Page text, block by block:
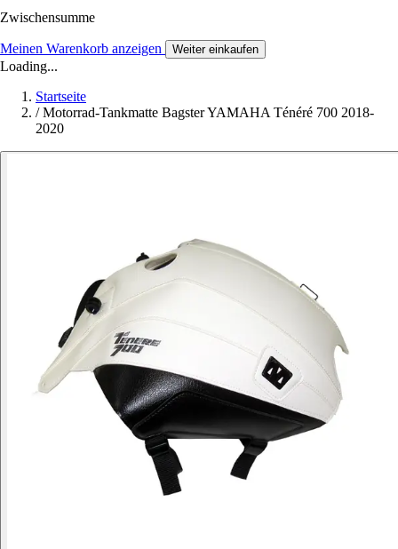
Zwischensumme
Meinen Warenkorb anzeigen Weiter einkaufen
Loading...
Startseite
/ Motorrad-Tankmatte Bagster YAMAHA Ténéré 700 2018-
2020